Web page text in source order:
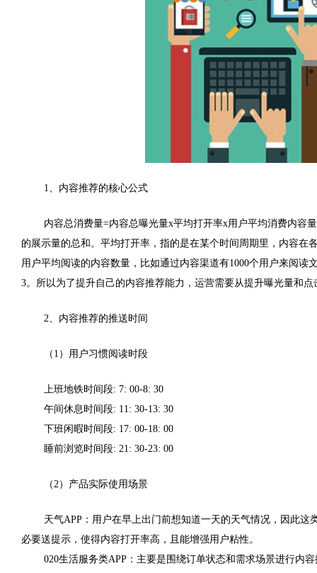
1、内容推荐的核心公式
内容总消费量=内容总曝光量x平均打开率x用户平均消费内容
的展示量的总和。平均打开率，指的是在某个时间周期里，内容
用户平均阅读的内容数量，比如通过内容渠道有1000个用户来阅读
3。所以为了提升自己的内容推荐能力，运营需要从提升曝光量和
2、内容推荐的推送时间
（ 1 ）用户习惯阅读时段
上班地铁时间段: 7: 00-8: 30
午间休息时间段: 11: 30-13: 30
下班闲暇时间段: 17: 00-18: 00
睡前浏览时间段: 21: 30-23: 00
（2）产品实际使用场景
天气APP ：用户在早上出门前想知道一天的天气情况，因此
必要送提示，使得内容打开率高，且能增强用户粘性。
020生活服务类APP ：主要是围绕订单状态和需求场景进行内